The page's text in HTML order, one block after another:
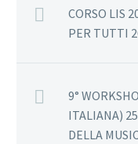
CORSO LIS
PER TUTTI
9°
ITALIANA)
DELLA